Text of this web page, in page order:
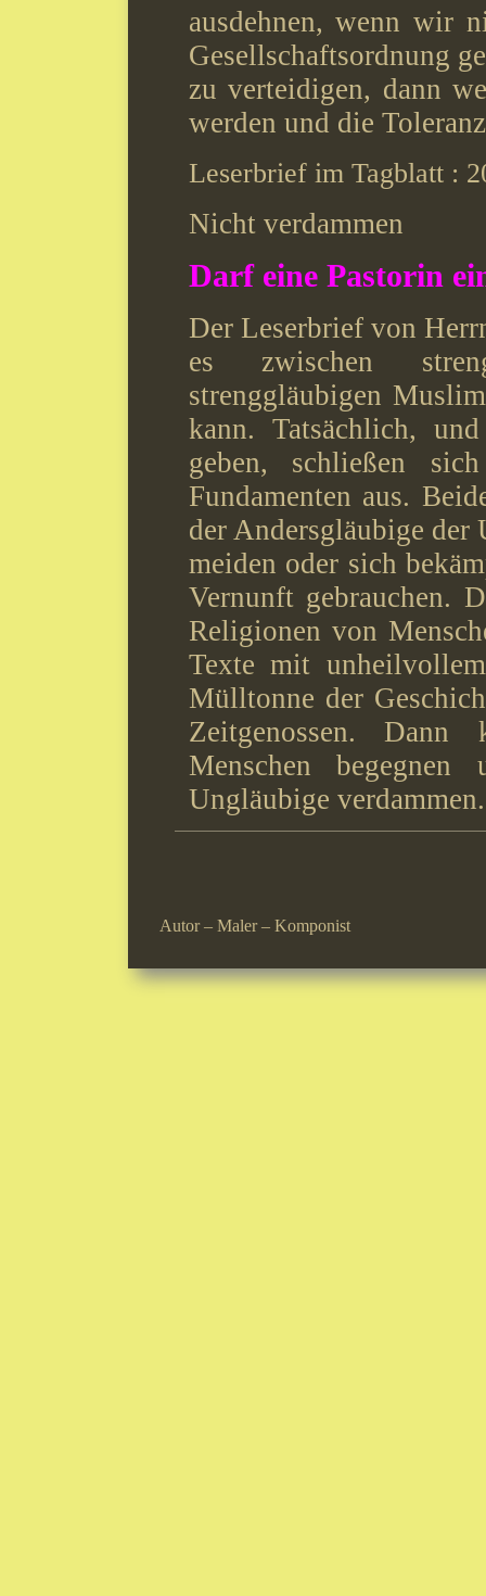
ausdehnen, wenn wir
Gesellschaftsordnung
zu verteidigen, dann
werden und die
Leserbrief im Tagblatt :
Nicht verdammen
Darf eine Pastorin
Der Leserbrief von
es zwischen
strenggläubigen
kann. Tatsächlich,
geben, schließen
Fundamenten aus.
der Andersgläubige
meiden oder sich
Vernunft gebrauchen.
Religionen von
Texte mit
Mülltonne der
Zeitgenossen.
Menschen
Ungläubige verdammen.
Autor – Maler – Komponist